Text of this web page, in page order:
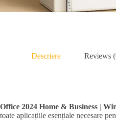
Descriere Reviews
Office 2024 Home & Business |
toate aplicațiile esențiale necesare